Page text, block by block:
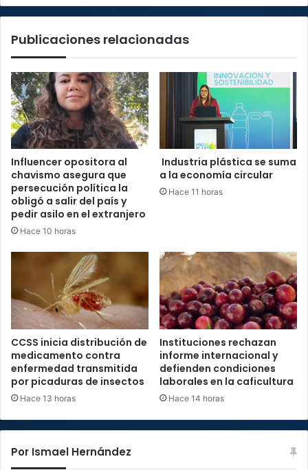
Publicaciones relacionadas
Influencer opositora al
chavismo asegura que
persecución política la
obligó a salir del país y
pedir asilo en el extranjero
Hace 10 horas
Industria plástica se suma
a la economía circular
Hace 11 horas
CCSS inicia distribución de
medicamento contra
enfermedad transmitida
por picaduras de insectos
Hace 13 horas
Instituciones rechazan
informe internacional y
defienden condiciones
laborales en la caficultura
Hace 14 horas
Por Ismael Hernández